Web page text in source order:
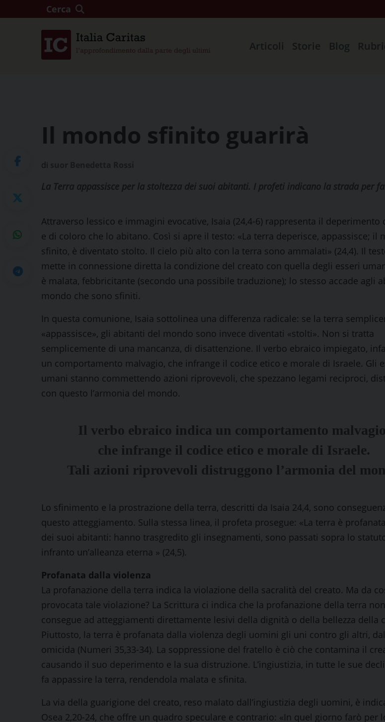
Cerca
Articoli Storie Blog
Il mondo sfinito guarirà
di
La Terra appassisce per la stoltezza dei suoi abitanti. I profeti indicano la strada
Attraverso lessico e immagini evocative, Isaia (24,4-6) rappresenta il deperimento
e di coloro che lo abitano. Così si apre il testo: «La terra deperisce, appassisce; il
sfinito, è diventato stolto. Il cielo più alto con la terra sono ammalati» (24,4). Il
mette in connessione diretta la condizione del creato con quella degli esseri
è malata, febbricitante (secondo una possibile traduzione); lo stesso accade agli
mondo che sono sfiniti.
In questa comunione, Isaia sottolinea una differenza radicale: se la terra
«appassisce», gli abitanti del mondo sono invece diventati «stolti». Non si tratta
semplicemente di una mancanza, di disattenzione. Il verbo ebraico impiegato,
un comportamento malvagio, che infrange il codice etico e morale di Israele. Gli
umani stanno commettendo azioni riprovevoli, che spezzano legami reciproci,
con questo l’armonia del mondo.
Il verbo ebraico indica un comportamento
che infrange il codice etico e morale di Israele.
Tali azioni riprovevoli distruggono l’armonia del
Lo sfinimento e la prostrazione della terra, descritti da Isaia 24,4, sono
questo atteggiamento. Sulla stessa linea, il profeta prosegue: «La terra è
dei suoi abitanti: hanno trasgredito gli insegnamenti, sono passati sopra lo
infranto un’alleanza eterna » (24,5).
Profanata dalla violenza
La profanazione della terra indica la violazione della sacralità del creato. Ma da
provocata tale violazione? La Scrittura ci indica che la profanazione della terra non
consegue ad atteggiamenti direttamente lesivi della dignità o della bellezza della
Piuttosto, la terra è profanata dalla violenza degli uomini gli uni contro gli altri,
omicida (Numeri 35,33-34). La soppressione del fratello è ciò che contamina il
causando il suo deperimento e la sua distruzione. L’ingiustizia, in tutte le sue
fa appassire la terra, rendendola malata e sfinita.
La via della guarigione del creato, reso malato dall’ingiustizia degli uomini, è
Osea 2,20-24, che offre un quadro speculare e contrario: «In quel giorno farò per